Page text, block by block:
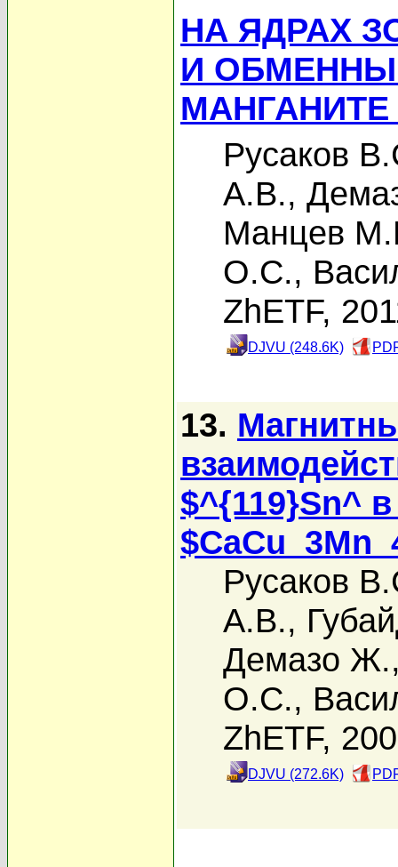
НА ЯДРАХ
И
МАНГАНИТЕ
Русаков
А.В.,
Манцев
О.С.,
ZhETF,
DJVU (248.6K)
13.
$^{119}Sn^
Русаков
А.В.,
Демазо Ж.
О.С.,
ZhETF,
DJVU (272.6K)